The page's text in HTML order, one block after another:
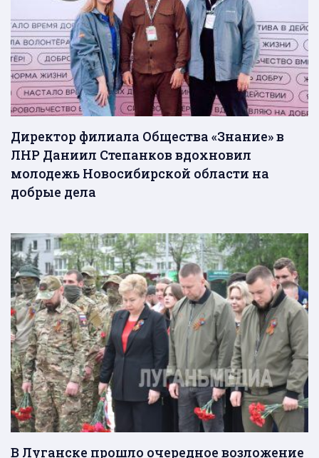
Директор филиала Общества «Знание» в
ЛНР Даниил Степанков вдохновил
молодежь Новосибирской области на
добрые дела
В Луганске прошло очередное возложение